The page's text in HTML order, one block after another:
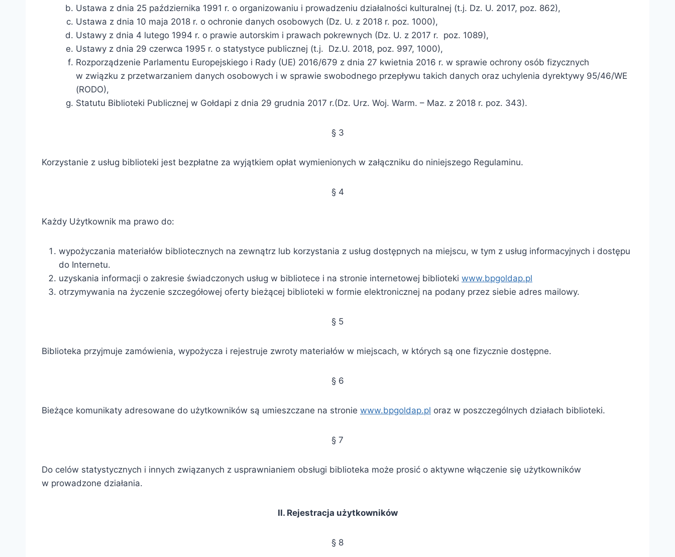
Ustawa z dnia 25 października 1991 r. o organizowaniu i prowadzeniu działalności kulturalnej (t.j. Dz. U. 2017, poz. 862),
Ustawa z dnia 10 maja 2018 r. o ochronie danych osobowych (Dz. U. z 2018 r. poz. 1000),
Ustawy z dnia 4 lutego 1994 r. o prawie autorskim i prawach pokrewnych (Dz. U. z 2017 r. poz. 1089),
Ustawy z dnia 29 czerwca 1995 r. o statystyce publicznej (t.j. Dz.U. 2018, poz. 997, 1000),
Rozporządzenie Parlamentu Europejskiego i Rady (UE) 2016/679 z dnia 27 kwietnia 2016 r. w sprawie ochrony osób fizycznych
w związku z przetwarzaniem danych osobowych i w sprawie swobodnego przepływu takich danych oraz uchylenia dyrektywy 95/46/WE
(RODO),
Statutu Biblioteki Publicznej w Gołdapi z dnia 29 grudnia 2017 r.(Dz. Urz. Woj. Warm. – Maz. z 2018 r. poz. 343).
§ 3
Korzystanie z usług biblioteki jest bezpłatne za wyjątkiem opłat wymienionych w załączniku do niniejszego Regulaminu.
§ 4
Każdy Użytkownik ma prawo do:
wypożyczania materiałów bibliotecznych na zewnątrz lub korzystania z usług dostępnych na miejscu, w tym z usług informacyjnych i dostępu
do Internetu.
uzyskania informacji o zakresie świadczonych usług w bibliotece i na stronie internetowej biblioteki www.bpgoldap.pl
otrzymywania na życzenie szczegółowej oferty bieżącej biblioteki w formie elektronicznej na podany przez siebie adres mailowy.
§ 5
Biblioteka przyjmuje zamówienia, wypożycza i rejestruje zwroty materiałów w miejscach, w których są one fizycznie dostępne.
§ 6
Bieżące komunikaty adresowane do użytkowników są umieszczane na stronie www.bpgoldap.pl oraz w poszczególnych działach biblioteki.
§ 7
Do celów statystycznych i innych związanych z usprawnianiem obsługi biblioteka może prosić o aktywne włączenie się użytkowników
w prowadzone działania.
II. Rejestracja użytkowników
§ 8